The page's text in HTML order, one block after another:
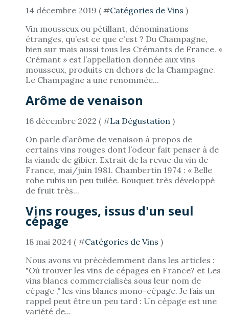
14 décembre 2019 ( #Catégories de Vins )
Vin mousseux ou pétillant, dénominations
étranges, qu’est ce que c'est ? Du Champagne,
bien sur mais aussi tous les Crémants de France. «
Crémant » est l’appellation donnée aux vins
mousseux, produits en dehors de la Champagne.
Le Champagne a une renommée...
Arôme de venaison
16 décembre 2022 ( #La Dégustation )
On parle d’arôme de venaison à propos de
certains vins rouges dont l’odeur fait penser à de
la viande de gibier. Extrait de la revue du vin de
France, mai/juin 1981. Chambertin 1974 : « Belle
robe rubis un peu tuilée. Bouquet très développé
de fruit très...
Vins rouges, issus d'un seul
cépage
18 mai 2024 ( #Catégories de Vins )
Nous avons vu précédemment dans les articles :
"Où trouver les vins de cépages en France? et Les
vins blancs commercialisés sous leur nom de
cépage ," les vins blancs mono-cépage. Je fais un
rappel peut être un peu tard : Un cépage est une
variété de...